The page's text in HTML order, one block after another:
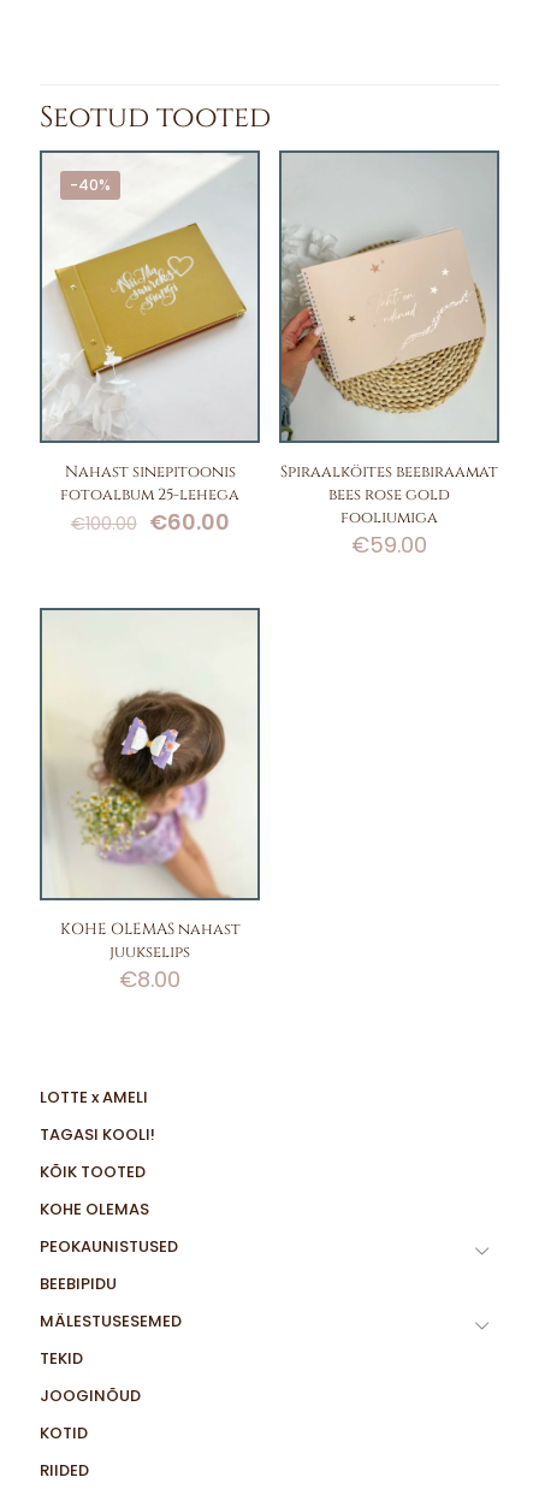
Seotud tooted
-40%
Nahast sinepitoonis
fotoalbum 25-lehega
€100.00 Algne
€60.00Current
Spiraalköites beebiraamat
bees rose gold
fooliumiga
€59.00
KOHE OLEMAS nahast
juukselips
€8.00
LOTTE x AMELI
TAGASI KOOLI!
KÕIK TOOTED
KOHE OLEMAS
PEOKAUNISTUSED
BEEBIPIDU
MÄLESTUSESEMED
TEKID
JOOGINÕUD
KOTID
RIIDED